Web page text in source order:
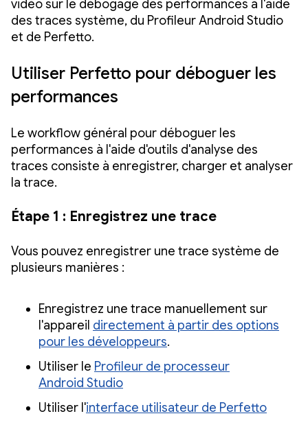
vidéo sur le débogage des performances à l'aide
des traces système, du Profileur Android Studio
et de Perfetto.
Utiliser Perfetto pour déboguer les
performances
Le workflow général pour déboguer les
performances à l'aide d'outils d'analyse des
traces consiste à enregistrer, charger et analyser
la trace.
Étape 1 : Enregistrez une trace
Vous pouvez enregistrer une trace système de
plusieurs manières :
Enregistrez une trace manuellement sur
l'appareil directement à partir des options
pour les développeurs.
Utiliser le Profileur de processeur
Android Studio
Utiliser l'interface utilisateur de Perfetto